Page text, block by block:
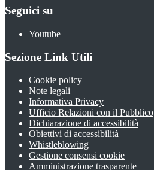
Seguici su
Youtube
Sezione Link Utili
Cookie policy
Note legali
Informativa Privacy
Ufficio Relazioni con il Pubblico
Dichiarazione di accessibilità
Obiettivi di accessibilità
Whistleblowing
Gestione consensi cookie
Amministrazione trasparente